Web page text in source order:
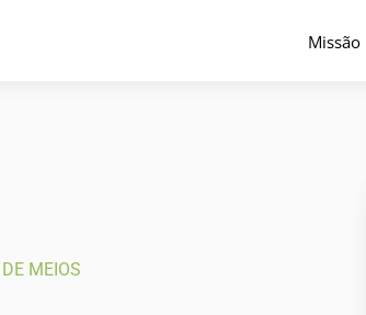
Missão
MEIOS